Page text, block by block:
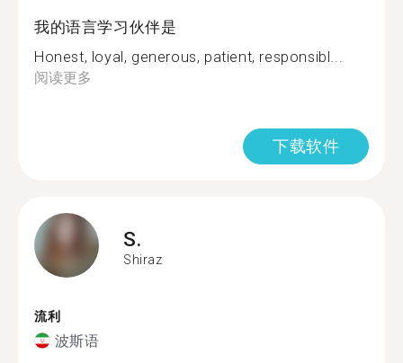
我的语言学习伙伴是
Honest, loyal, generous, patient, responsibl...
阅读更多
下载软件
S.
Shiraz
流利
波斯语